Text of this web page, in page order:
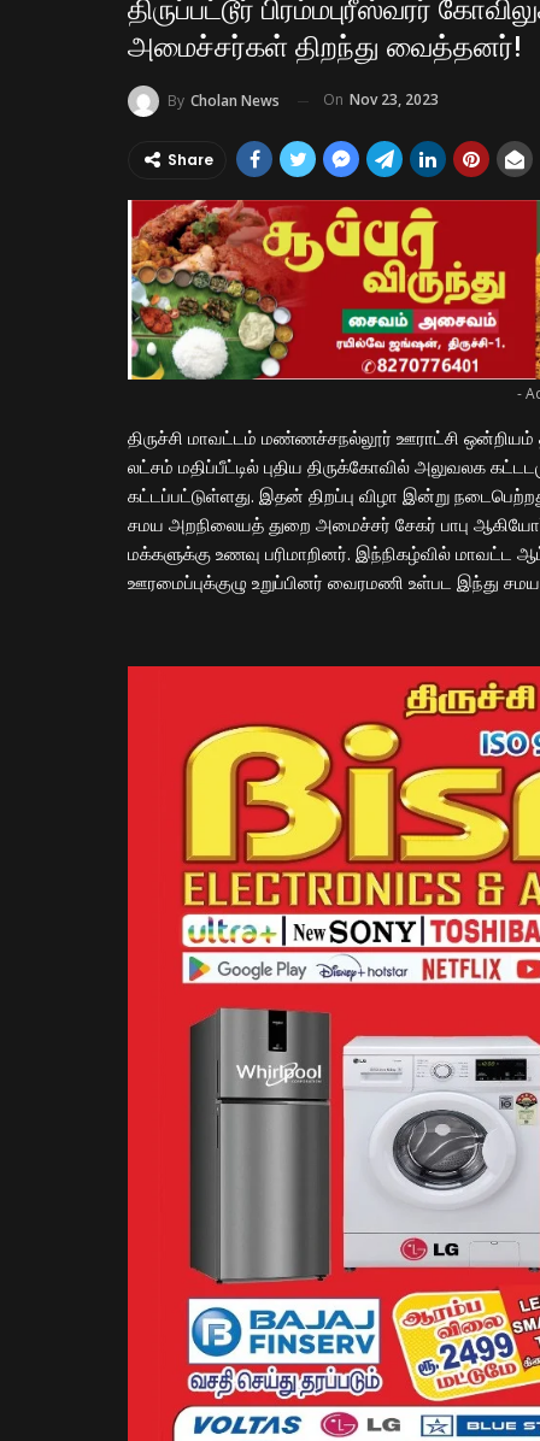
திருப்பட்டூர் பிரம்மபுரீஸ்வரர்
அமைச்சர்கள் திறந்து வைத்தனர்!
By Cholan News On Nov 23, 2023
Share
-
திருச்சி மாவட்டம் மண்ணச்சநல்லூர் ஊராட்சி ஒன்றியம்
லட்சம் மதிப்பீட்டில் புதிய திருக்கோவில் அலுவலக
கட்டப்பட்டுள்ளது. இதன் திறப்பு விழா இன்று
சமய அறநிலையத் துறை அமைச்சர் சேகர் பாபு
மக்களுக்கு உணவு பரிமாறினர். இந்நிகழ்வில் மாவட்ட
ஊரமைப்புக்குழு உறுப்பினர் வைரமணி உள்பட இந்து